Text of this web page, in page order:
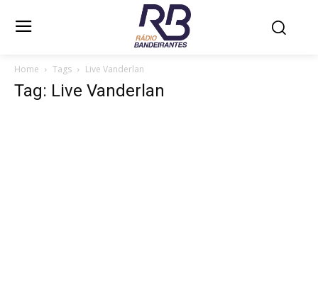
Home Tags Live Vanderlan
Tag: Live Vanderlan